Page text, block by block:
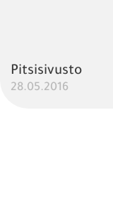
Pitsisivusto
28.05.2016